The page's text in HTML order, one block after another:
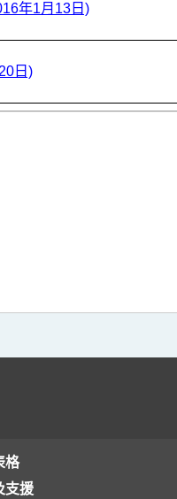
年1月13日)
日)
格
支援